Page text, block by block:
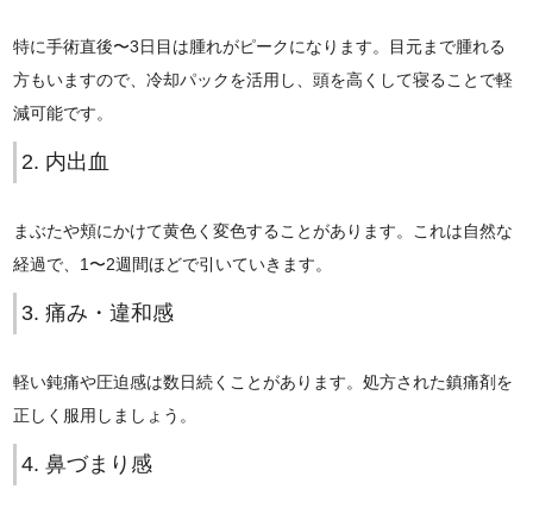
特に手術直後〜3日目は腫れがピークになります。目元まで腫れる
方もいますので、冷却パックを活用し、頭を高くして寝ることで軽
減可能です。
2. 内出血
まぶたや頬にかけて黄色く変色することがあります。これは自然な
経過で、1〜2週間ほどで引いていきます。
3. 痛み・違和感
軽い鈍痛や圧迫感は数日続くことがあります。処方された鎮痛剤を
正しく服用しましょう。
4. 鼻づまり感